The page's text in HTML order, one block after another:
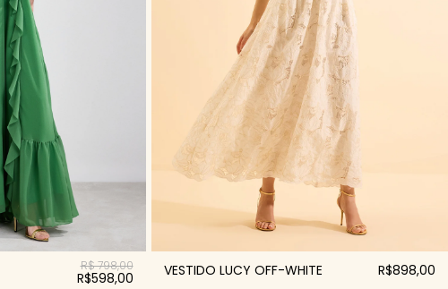
R$ 798,00
R$598,00 VESTIDO LUCY OFF-WHITE R$898,00